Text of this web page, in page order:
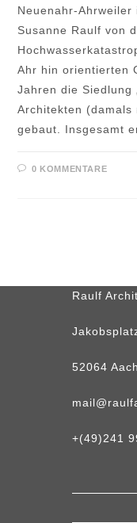
Neuenahr-
Susanne Raulf von
Ahr hin orientierten
Jahren die Siedlung
Architekten (damals
gebaut. Insgesamt
0 KOMMENTARE
Raulf
52064
+(49)241